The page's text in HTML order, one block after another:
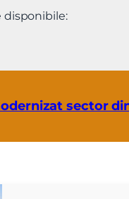
disponibile:
sector